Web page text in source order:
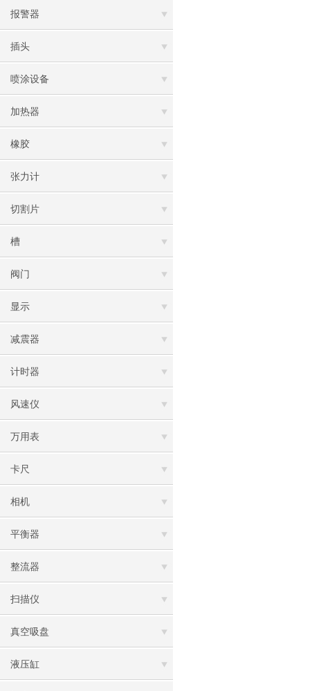
报警器
插头
喷涂设备
加热器
橡胶
张力计
切割片
槽
阀门
显示
减震器
计时器
风速仪
万用表
卡尺
相机
平衡器
整流器
扫描仪
真空吸盘
液压缸